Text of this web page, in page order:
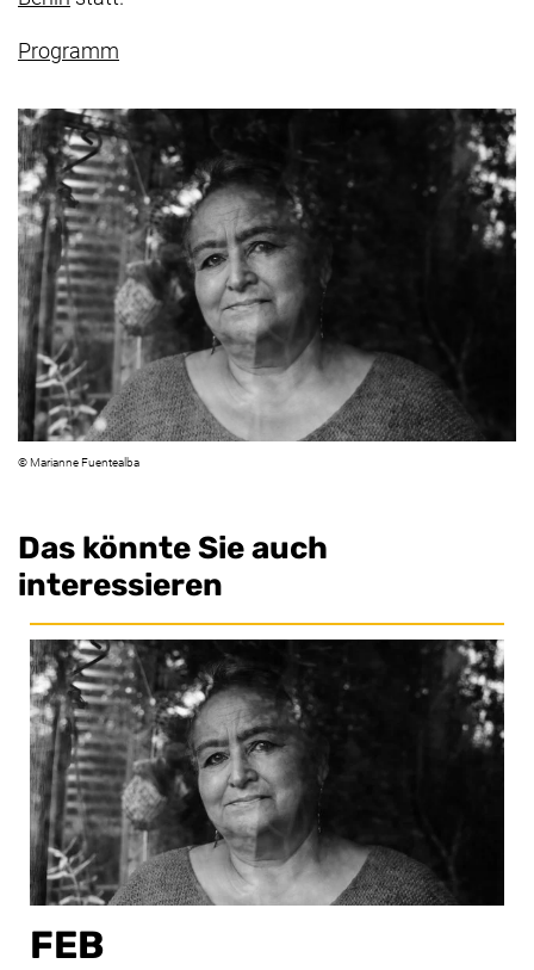
Programm
© Marianne Fuentealba
Das könnte Sie auch
interessieren
FEB